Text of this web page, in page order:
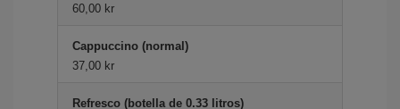
60,00 kr
Cappuccino (normal)
37,00 kr
Refresco (botella de 0.33 litros)